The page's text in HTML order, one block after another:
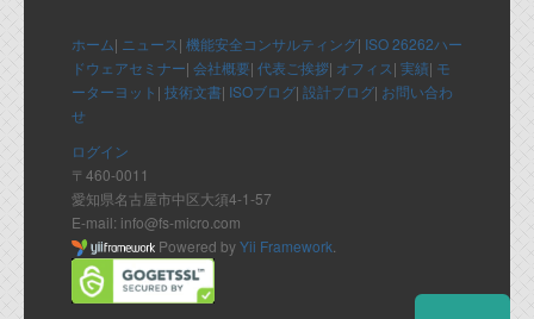
ホーム| ニュース| 機能安全コンサルティング| ISO 26262ハー
ドウェアセミナー| 会社概要| 代表ご挨拶| オフィス| 実績| モ
ーターヨット | 技術文書| ISOブログ| 設計ブログ| お問い合わ
せ
ログイン
〒460-0011
愛知県名古屋市中区大須4-1-57
E-mail: info@fs-micro.com
Powered byYii Framework